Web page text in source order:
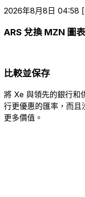
2026年8月8日 04:58
ARS 兌換 MZN 圖表
比較並保存
將 Xe 與領先的銀行和
行更優惠的匯率，而且
更多價值。